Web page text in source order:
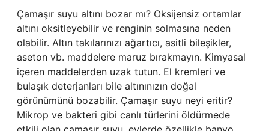
Çamaşır suyu altını bozar mı? Oksijensiz ortamlar
altını oksitleyebilir ve renginin solmasına neden
olabilir. Altın takılarınızı ağartıcı, asitli bileşikler,
aseton vb. maddelere maruz bırakmayın. Kimyasal
içeren maddelerden uzak tutun. El kremleri ve
bulaşık deterjanları bile altınınızın doğal
görünümünü bozabilir. Çamaşır suyu neyi eritir?
Mikrop ve bakteri gibi canlı türlerini öldürmede